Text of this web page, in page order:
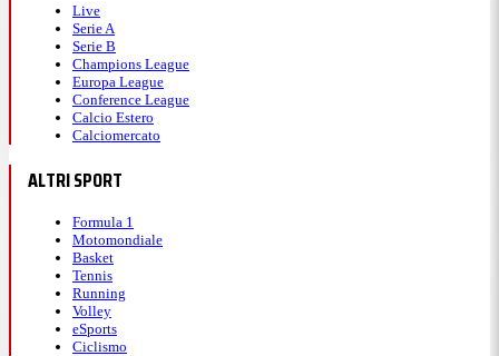
Live
Serie A
Serie B
Champions League
Europa League
Conference League
Calcio Estero
Calciomercato
ALTRI SPORT
Formula 1
Motomondiale
Basket
Tennis
Running
Volley
eSports
Ciclismo